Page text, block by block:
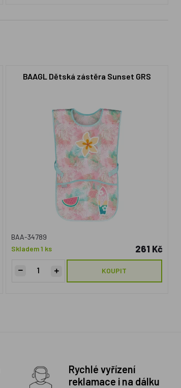
BAAGL Dětská zástěra Sunset GRS
BAA-34789
Skladem 1 ks
261 Kč
KOUPIT
Rychlé vyřízení
reklamace i na dálku